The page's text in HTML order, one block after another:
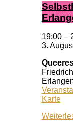
19:00 –
3.
Karte